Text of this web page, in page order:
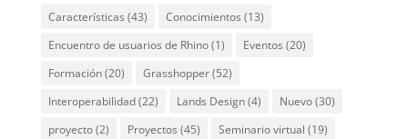
Características (43) Conocimientos (13)
Encuentro de usuarios de Rhino(1) Eventos (20)
Formación(20) Grasshopper(52)
Interoperabilidad(22) Lands Design(4) Nuevo(30)
proyecto(2) Proyectos (45) Seminario virtual (19)